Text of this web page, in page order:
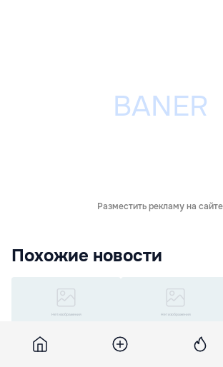
Разместить рекламу на сайте
Похожие новости
PCRM ar putea susținePCRM rămâne fără